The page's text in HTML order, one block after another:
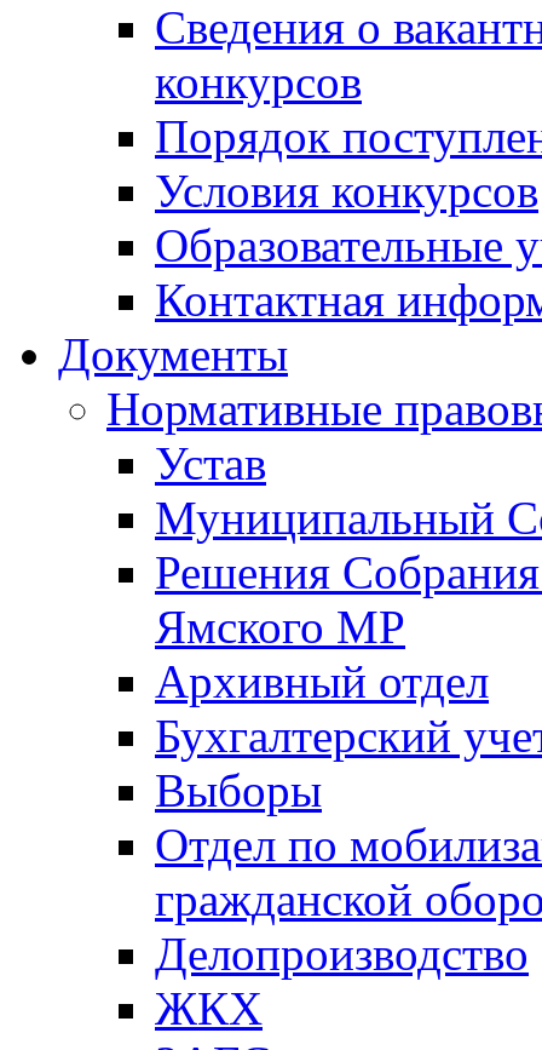
Сведения о
конкурсов
Порядок
Условия конкурсов
Образовательные
Контактная
Документы
Нормативные
Устав
Муниципальный
Решения
Ямского МР
Архивный отдел
Бухгалтерский
Выборы
Отдел по
гражданской
Делопроизводство
ЖКХ